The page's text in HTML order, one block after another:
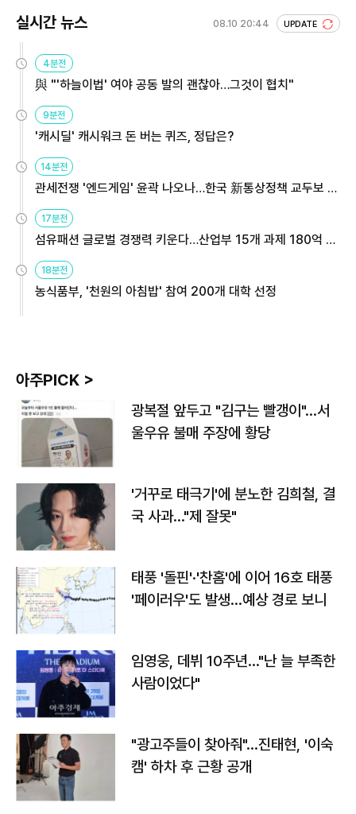
실시간 뉴스 08.10 20:44 UPDATE
4분전
與 "'하늘이법' 여야 공동 발의 괜찮아…그것이 협치"
9분전
'캐시딜' 캐시워크 돈 버는 퀴즈, 정답은?
14분전
관세전쟁 '엔드게임' 윤곽 나오나…한국 新통상정책 교두보 활
17분전
섬유패션 글로벌 경쟁력 키운다…산업부 15개 과제 180억 지
18분전
농식품부, '천원의 아침밥' 참여 200개 대학 선정
아주PICK >
광복절 앞두고 "김구는 빨갱이"…서
울우유 불매 주장에 황당
'거꾸로 태극기'에 분노한 김희철, 결
국 사과…"제 잘못"
태풍 '돌핀'·'찬홈'에 이어 16호 태풍
'페이러우'도 발생…예상 경로 보니
임영웅, 데뷔 10주년…"난 늘 부족한
사람이었다"
"광고주들이 찾아줘"…진태현, '이숙
캠' 하차 후 근황 공개